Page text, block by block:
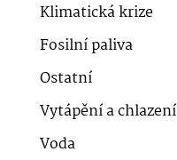
Klimatická krize
Fosilní paliva
Ostatní
Vytápění a chlazení
Voda